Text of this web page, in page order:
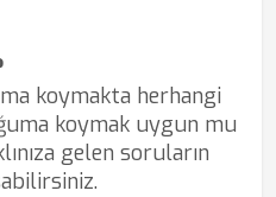
koymakta herhangi
koymak uygun mu
gelen soruların